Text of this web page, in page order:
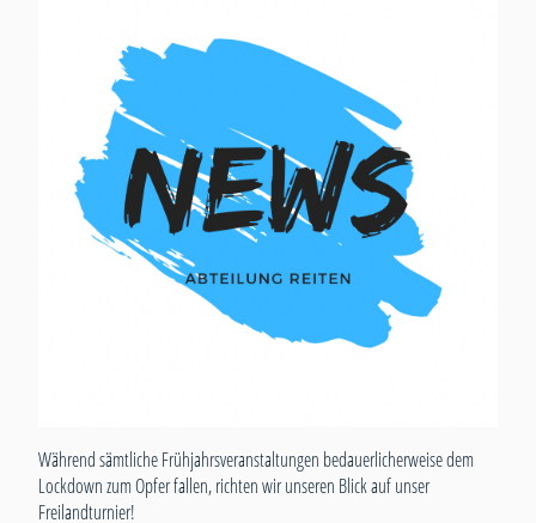
Während sämtliche Frühjahrsveranstaltungen bedauerlicherweise dem
Lockdown zum Opfer fallen, richten wir unseren Blick auf unser
Freilandturnier!